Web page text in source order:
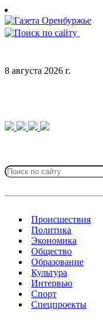
Skip
to
content
8 августа 2026 г.
for:
Происшествия
Политика
Экономика
Общество
Образование
Культура
Интервью
Спорт
Спецпроекты